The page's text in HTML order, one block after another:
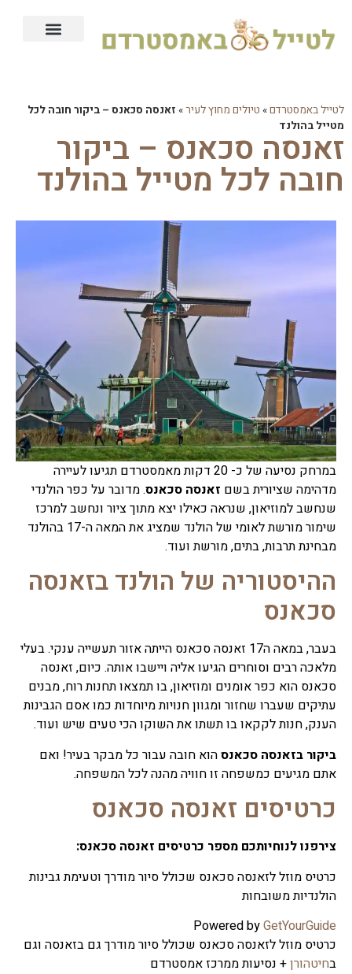
לטייל באמסטרדם» טיולים מחוץ לעיר» זאנסה סכאנס – ביקור חובה לכל
מטייל בהולנד
זאנסה סכאנס – ביקור
חובה לכל מטייל בהולנד
במרחק נסיעה של כ- 20 דקות מאמסטרדם תגיעו לעיירה
מדהימה שציורית בשם זאנסה סכאנס. מדובר על כפר הולנדי
שנחשב למוזיאון, שנראה כאילו יצא מתוך ציור ונחשב למרכז
שימור מורשת לאומי של הולנד שמציג את המאה ה-17 בהולנד
מבחינת תרבות, בתים, מורשת ועוד.
ההיסטוריה של הולנד בזאנסה
סכאנס
בעבר, במאה ה17 זאנסה סכאנס הייתה אזור תעשייה ענקי. בעלי
מלאכה רבים וסוחרים הגיעו אליה ויישבו אותה. כיום, זאנסה
סכאנס הוא כפר אומנים ומוזיאון, בו תמצאו תחנות רוח, מבנים
עתיקים שעברו שחזור ומגוון חנויות מיוחדות כמו אסם הגבינות
הענק, חנות לקקאו בו תשתו את השוקו הכי טעים שיש ועוד.
ביקור בזאנסה סכאנסהוא חובה עבור כל מבקר בעיר! ואם
אתם מגיעים כמשפחה זו חוויה מהנה לכל המשפחה.
כרטיסים זאנסה סכאנס
צירפנו לנוחיותכם מספר כרטיסים זאנסה סכאנס:
כרטיס מוזל לזאנסה סכאנס שכולל סיור מודרך וטעימת גבינות
הולנדיות משובחות
Powered byGetYourGuide
כרטיס מוזל לזאנסה סכאנס שכולל סיור מודרך גם בזאנסה וגם
בחיטהורן+ נסיעות ממרכז אמסטרדם